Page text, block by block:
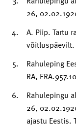
26,
A. Piip. Tartu
võitluspäevilt.
Rahuleping
RA,
Rahulepingu
26,
ajastu Eestis.